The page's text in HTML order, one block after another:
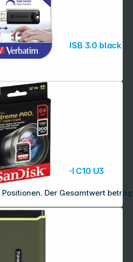
Der Gesamtwert
I C10 U3